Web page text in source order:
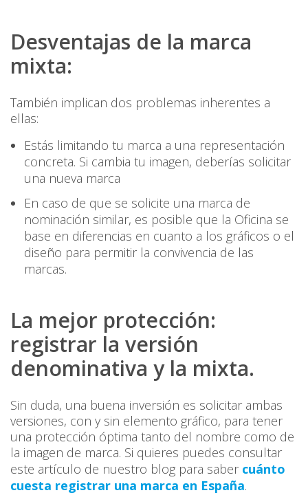
Desventajas de la marca
mixta:
También implican dos problemas inherentes a
ellas:
Estás limitando tu marca a una representación
concreta. Si cambia tu imagen, deberías solicitar
una nueva marca
En caso de que se solicite una marca de
nominación similar, es posible que la Oficina se
base en diferencias en cuanto a los gráficos o el
diseño para permitir la convivencia de las
marcas.
La mejor protección:
registrar la versión
denominativa y la mixta.
Sin duda, una buena inversión es solicitar ambas
versiones, con y sin elemento gráfico, para tener
una protección óptima tanto del nombre como de
la imagen de marca. Si quieres puedes consultar
este artículo de nuestro blog para saber cuánto
cuesta registrar una marca en España.